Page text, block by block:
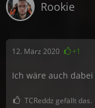
Rookie
12. März 2020 +1
Ich wäre auch
TCReddz gefällt das.